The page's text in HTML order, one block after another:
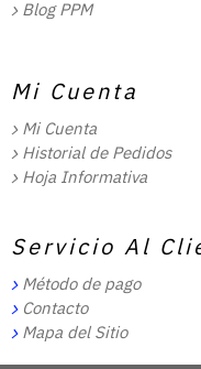
Blog PPM
Mi Cuenta
Mi Cuenta
Historial de Pedidos
Hoja Informativa
Servicio Al
Método de pago
Contacto
Mapa del Sitio